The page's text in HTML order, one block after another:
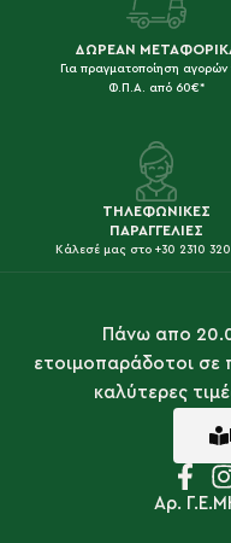
ΔΩΡΕΑΝ
Για πραγματοποίηση αγορών
Φ.Π.Α. από 60€*
ΤΗΛΕΦΩΝΙΚΕΣ
ΠΑΡΑΓΓΕΛΙΕΣ
Κάλεσέ μας στο +30 2310
Πάνω απο
ετοιμοπαράδοτοι σε
καλύτερες
Αρ.